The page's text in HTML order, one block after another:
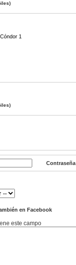
1
Contraseña
en Facebook
este campo